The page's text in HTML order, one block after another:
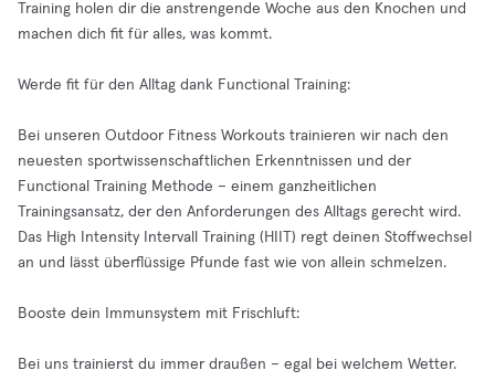
Training holen dir die anstrengende Woche aus den Knochen und
machen dich fit für alles, was kommt.
Werde fit für den Alltag dank Functional Training:
Bei unseren Outdoor Fitness Workouts trainieren wir nach den
neuesten sportwissenschaftlichen Erkenntnissen und der
Functional Training Methode – einem ganzheitlichen
Trainingsansatz, der den Anforderungen des Alltags gerecht wird.
Das High Intensity Intervall Training (HIIT) regt deinen Stoffwechsel
an und lässt überflüssige Pfunde fast wie von allein schmelzen.
Booste dein Immunsystem mit Frischluft:
Bei uns trainierst du immer draußen – egal bei welchem Wetter.